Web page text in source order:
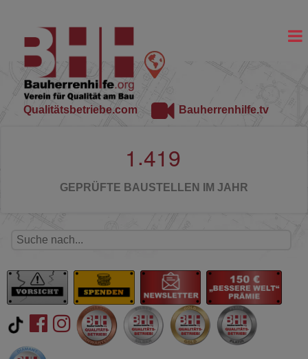
Qualitätsbetriebe.com Bauherrenhilfe.tv
1 .419
GEPRÜFTE BAUSTELLEN IM JAHR